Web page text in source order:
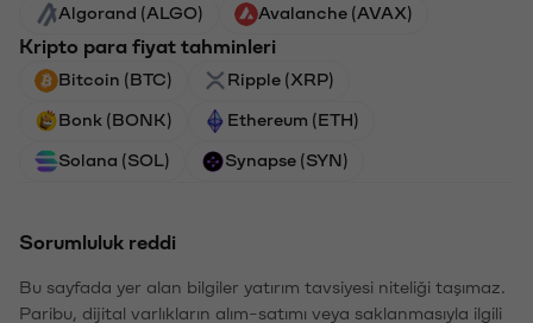
Algorand (ALGO) Avalanche (AVAX)
Kripto para fiyat tahminleri
Bitcoin (BTC) Ripple (XRP)
Bonk (BONK) Ethereum (ETH)
Solana (SOL) Synapse (SYN)
Sorumluluk reddi
Bu sayfada yer alan bilgiler yatırım tavsiyesi niteliği taşımaz.
Paribu, dijital varlıkların alım-satımı veya saklanmasıyla ilgili